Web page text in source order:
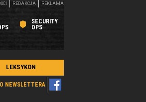
SECURITY
OPS
REDAKCJA REKLAMA
LEKSYKON
NEWSLETTERA